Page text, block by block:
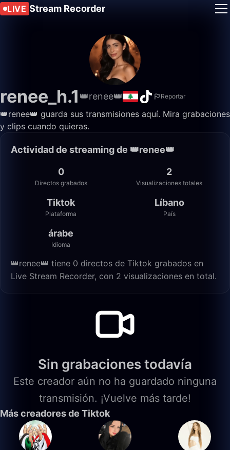
LIVE Stream Recorder
renee_h.1 👑renee👑 Reportar
👑renee👑 guarda sus transmisiones aquí. Mira grabaciones
y clips cuando quieras.
Actividad de streaming de 👑renee👑
0
Directos grabados
2
Visualizaciones totales
Tiktok
Plataforma
Líbano
País
árabe
Idioma
👑renee👑 tiene 0 directos de Tiktok grabados en
Live Stream Recorder, con 2 visualizaciones en total.
Sin grabaciones todavía
Este creador aún no ha guardado ninguna
transmisión. ¡Vuelve más tarde!
Más creadores de Tiktok